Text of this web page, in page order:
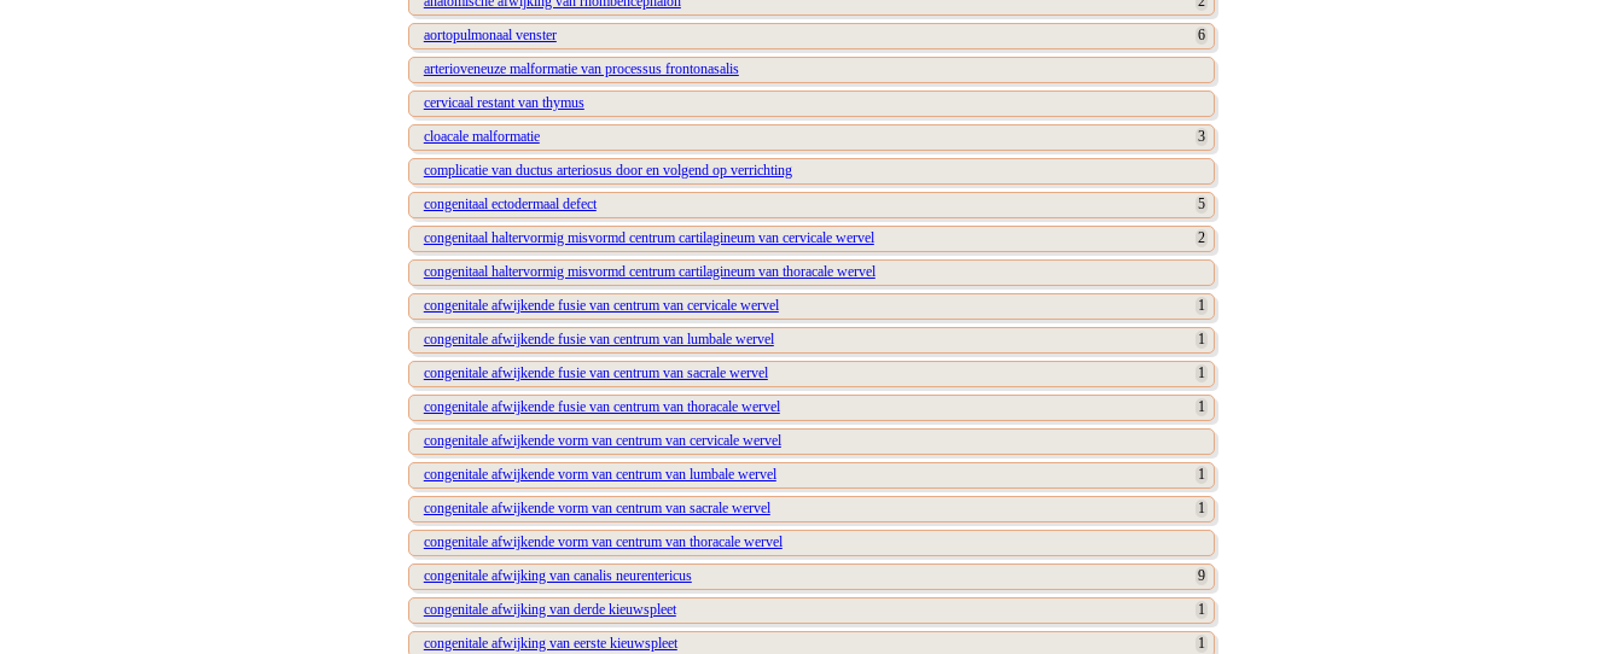
aortopulmonaal venster
6
arterioveneuze malformatie van processus frontonasalis
cervicaal restant van thymus
cloacale malformatie
3
complicatie van ductus arteriosus door en volgend op verrichting
congenitaal ectodermaal defect
5
congenitaal haltervormig misvormd centrum cartilagineum van cervicale wervel
2
congenitaal haltervormig misvormd centrum cartilagineum van thoracale wervel
congenitale afwijkende fusie van centrum van cervicale wervel
1
congenitale afwijkende fusie van centrum van lumbale wervel
1
congenitale afwijkende fusie van centrum van sacrale wervel
1
congenitale afwijkende fusie van centrum van thoracale wervel
1
congenitale afwijkende vorm van centrum van cervicale wervel
congenitale afwijkende vorm van centrum van lumbale wervel
1
congenitale afwijkende vorm van centrum van sacrale wervel
1
congenitale afwijkende vorm van centrum van thoracale wervel
congenitale afwijking van canalis neurentericus
9
congenitale afwijking van derde kieuwspleet
1
congenitale afwijking van eerste kieuwspleet
1